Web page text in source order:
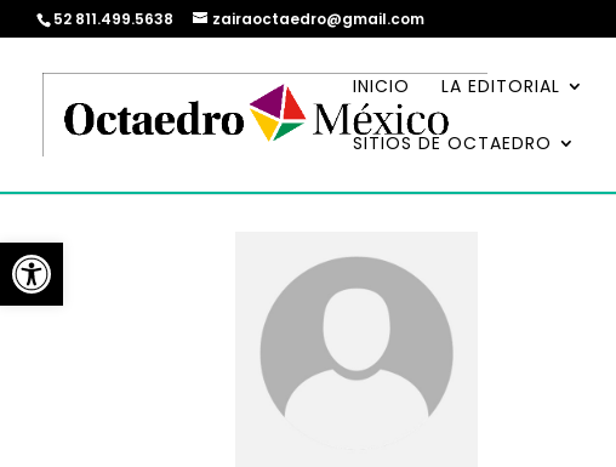
Abrir barra de herramientas
52 811.499.5638 zairaoctaedro@gmail.com
INICIO LA EDITORIAL
SITIOS DE OCTAEDRO